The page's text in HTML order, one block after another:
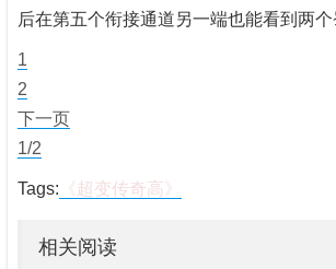
后在第五个衔接通道另一端也能看到两
1
2
下一页
1/2
Tags: 《超变传奇高》
相关阅读